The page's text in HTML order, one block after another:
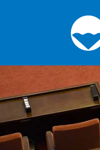
頭
飛
て
へ